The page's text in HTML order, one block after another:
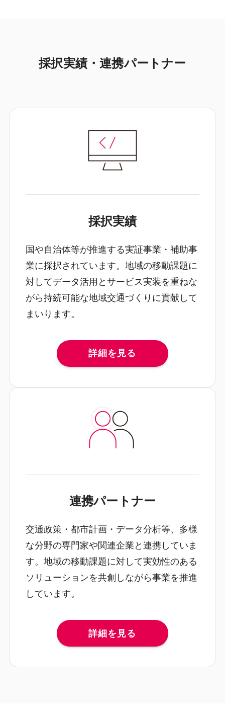
採択実績・連携パートナー
採択実績
国や自治体等が推進する実証事業・補助事
業に採択されています。地域の移動課題に
対してデータ活用とサービス実装を重ねな
がら持続可能な地域交通づくりに貢献して
まいります。
詳細を見る
連携パートナー
交通政策・都市計画・データ分析等、多様
な分野の専門家や関連企業と連携していま
す。地域の移動課題に対して実効性のある
ソリューションを共創しながら事業を推進
しています。
詳細を見る